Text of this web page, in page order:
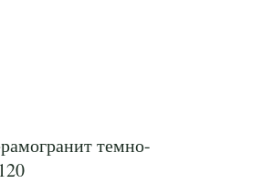
темно-